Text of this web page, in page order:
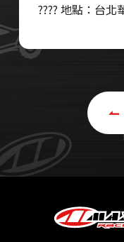
???? 地點：台北